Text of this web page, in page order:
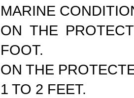
MARINE
ON THE
FOOT.
ON THE
1 TO 2 FEET.